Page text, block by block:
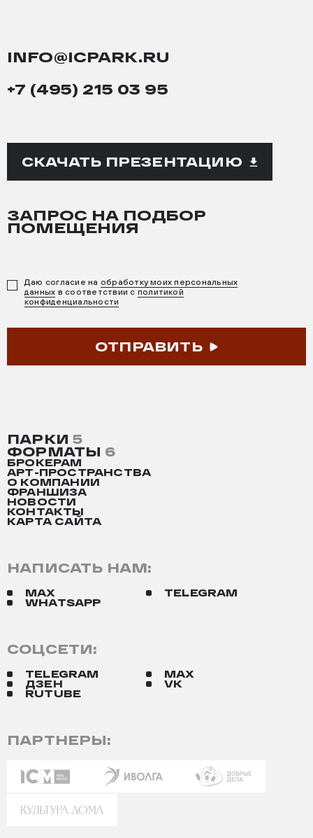
INFO@ICPARK.RU
+7 (495) 215 03 95
СКАЧАТЬ ПРЕЗЕНТАЦИЮ
ПАРКИ 5
ФОРМАТЫ 6
БРОКЕРАМ
АРТ-ПРОСТРАНСТВА
О КОМПАНИИ
ФРАНШИЗА
НОВОСТИ
КОНТАКТЫ
КАРТА САЙТА
ЗАПРОС НА ПОДБОР
ПОМЕЩЕНИЯ
Даю согласие на обработку моих персональных
данных в соответствии с политикой
конфиденциальности
ОТПРАВИТЬ
ПАРТНЕРЫ:
СОЦСЕТИ:
TELEGRAM
MAX
ДЗЕН
VK
RUTUBE
НАПИСАТЬ НАМ:
MAX
TELEGRAM
WHATSAPP